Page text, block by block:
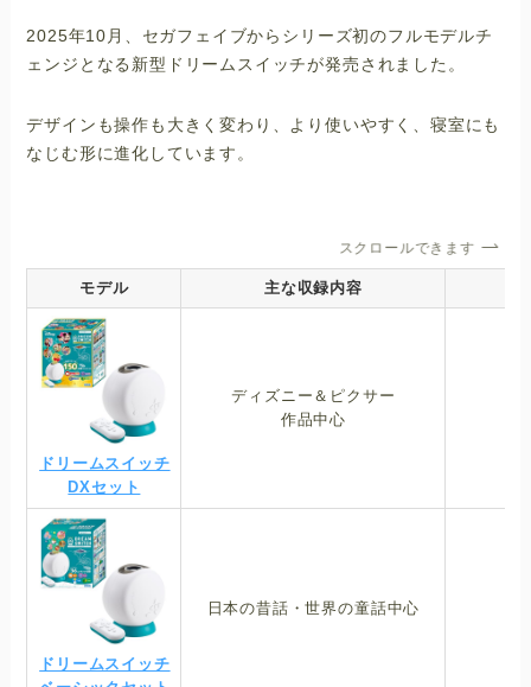
2025年10月、セガフェイブからシリーズ初のフルモデルチ
ェンジとなる新型ドリームスイッチが発売されました。
デザインも操作も大きく変わり、より使いやすく、寝室にも
なじむ形に進化しています。
スクロールできます
モデル 主な収録内容
ドリームスイッチ
DXセット
ディズニー＆ピクサー
作品中心
ドリームスイッチ
日本の昔話・世界の童話中心